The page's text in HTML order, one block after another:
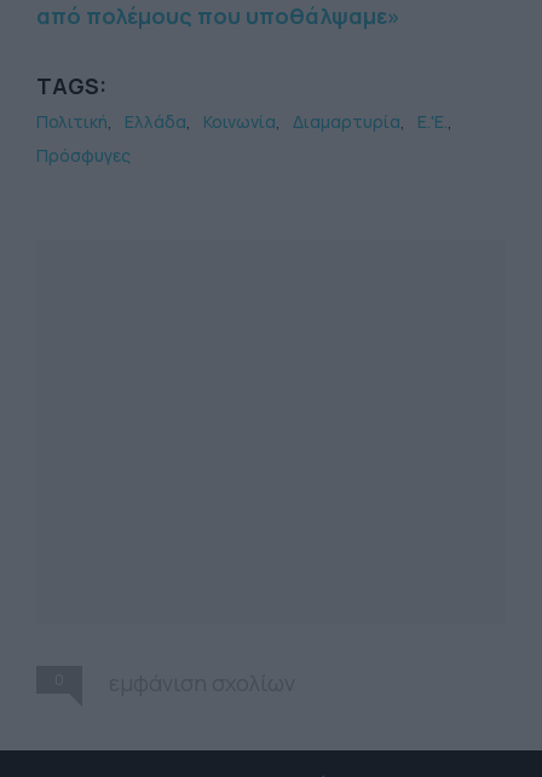
από πολέμους που υποθάλψαμε»
TAGS:
Πολιτική Ελλάδα Κοινωνία Διαμαρτυρία
Ε.'Ε.
Πρόσφυγες